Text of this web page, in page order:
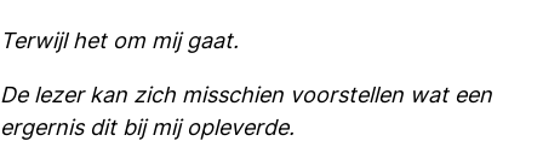
Terwijl het om mij gaat.
De lezer kan zich misschien voorstellen wat een
ergernis dit bij mij opleverde.